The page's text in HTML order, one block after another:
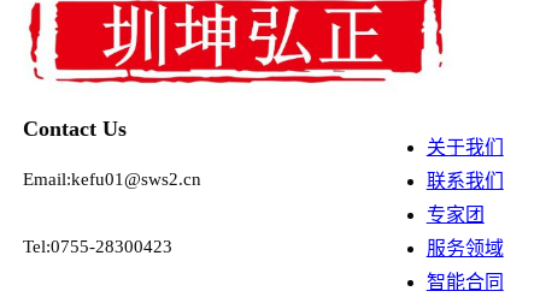
Contact Us
Email:kefu01@sws2.cn
Tel:0755-28300423
关于我们
联系我们
专家团
服务领域
智能合同